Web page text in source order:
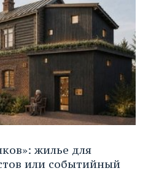
жилье для
или событийный